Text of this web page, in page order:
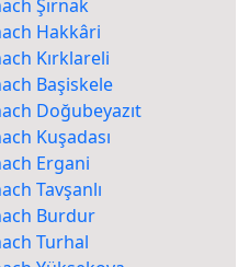
Şırnak
Hakkâri
Kırklareli
Başiskele
Doğubeyazıt
Kuşadası
Ergani
Tavşanlı
Burdur
Turhal